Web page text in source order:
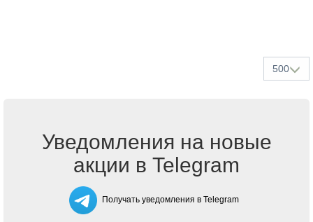
500
Уведомления на новые
акции в Telegram
Получать уведомления в Telegram